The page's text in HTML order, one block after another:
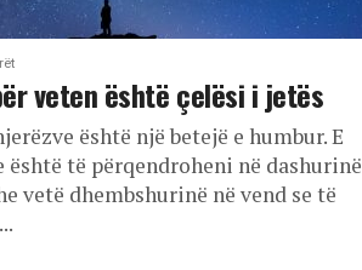
veten është çelësi i jetës
është një betejë e humbur. E
është të përqendroheni në dashurinë
vetë dhembshurinë në vend se të